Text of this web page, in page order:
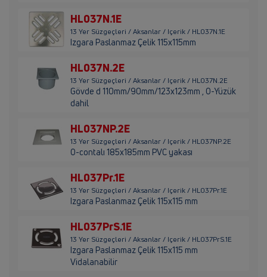
HL037N.1E
13 Yer Süzgeçleri / Aksanlar / Içerik / HL037N.1E
Izgara Paslanmaz Çelik 115x115mm
HL037N.2E
13 Yer Süzgeçleri / Aksanlar / Içerik / HL037N.2E
Gövde d 110mm/90mm/123x123mm , O-Yüzük
dahil
HL037NP.2E
13 Yer Süzgeçleri / Aksanlar / Içerik / HL037NP.2E
O-contalı 185x185mm PVC yakası
HL037Pr.1E
13 Yer Süzgeçleri / Aksanlar / Içerik / HL037Pr.1E
Izgara Paslanmaz Çelik 115x115 mm
HL037PrS.1E
13 Yer Süzgeçleri / Aksanlar / Içerik / HL037PrS.1E
Izgara Paslanmaz Çelik 115x115 mm
Vidalanabilir